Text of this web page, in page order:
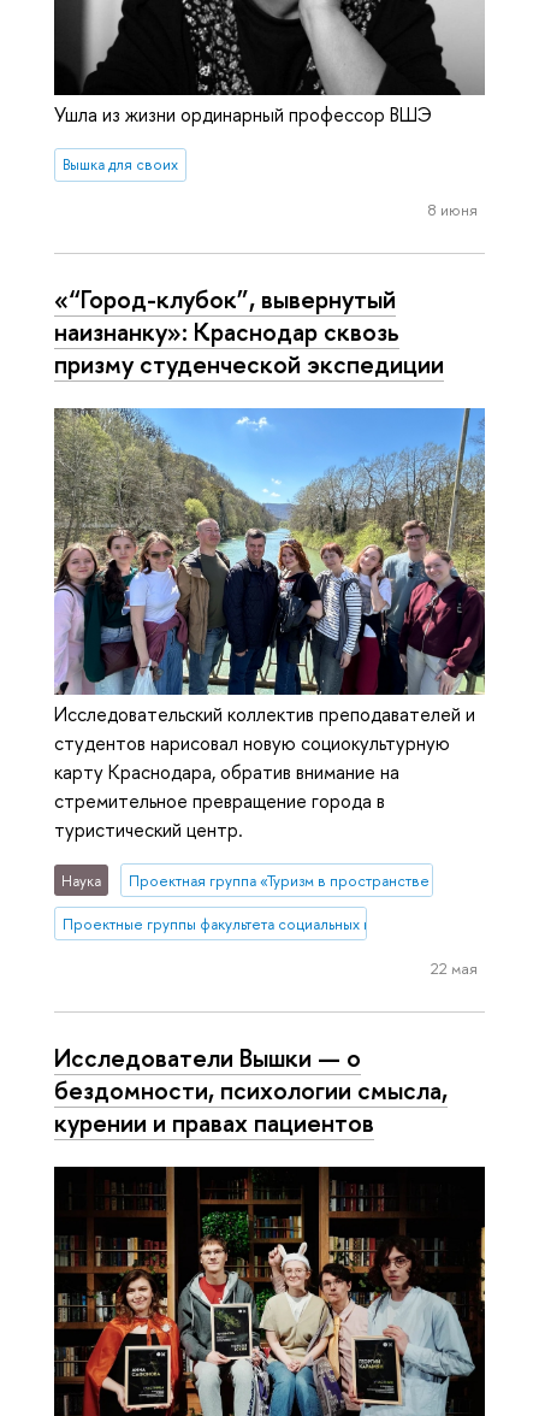
Ушла из жизни ординарный профессор ВШЭ
Вышка для своих
8 июня
«“Город-клубок”, вывернутый
наизнанку»: Краснодар сквозь
призму студенческой экспедиции
Исследовательский коллектив преподавателей и
студентов нарисовал новую социокультурную
карту Краснодара, обратив внимание на
стремительное превращение города в
туристический центр.
Наука Проектная группа «Туризм в пространстве стилей жизни»
Проектные группы факультета социальных наук
22 мая
Исследователи Вышки — о
бездомности, психологии смысла,
курении и правах пациентов